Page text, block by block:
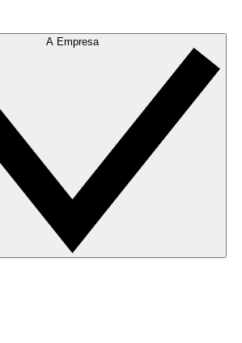
A Empresa